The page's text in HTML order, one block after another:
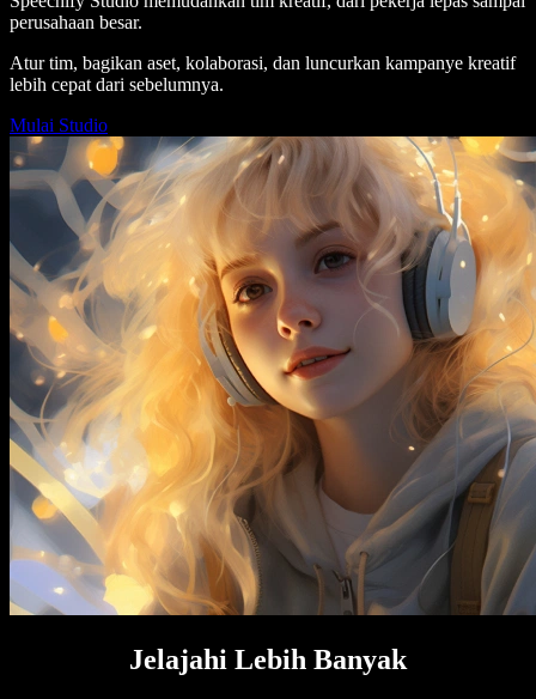
perusahaan besar.
Atur tim, bagikan aset, kolaborasi, dan luncurkan kampanye kreatif
lebih cepat dari sebelumnya.
Mulai Studio
Jelajahi Lebih Banyak